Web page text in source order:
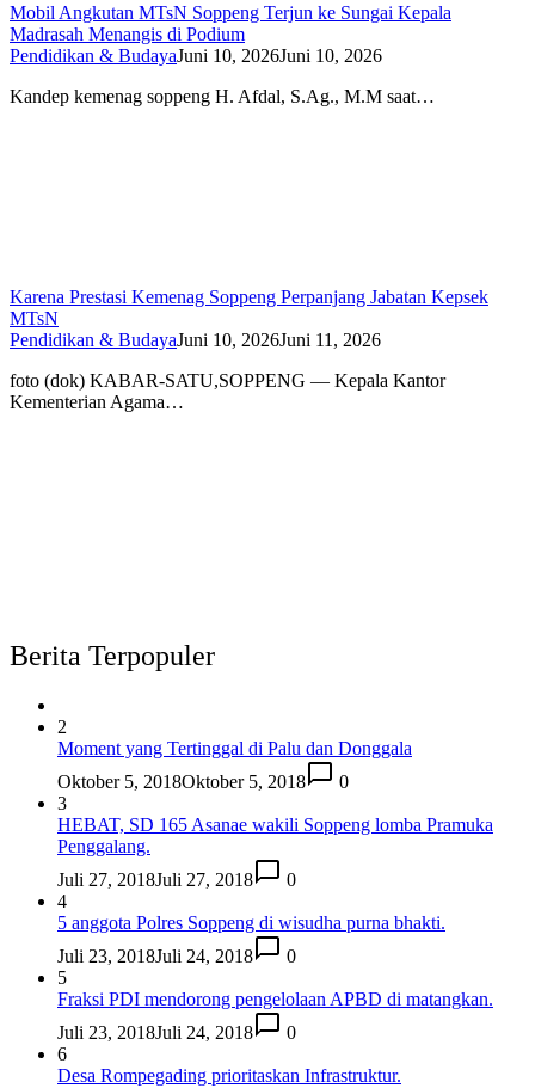
Mobil Angkutan MTsN Soppeng Terjun ke Sungai Kepala
Madrasah Menangis di Podium
Pendidikan & BudayaJuni 10, 2026Juni 10, 2026
Kandep kemenag soppeng H. Afdal, S.Ag., M.M saat…
Karena Prestasi Kemenag Soppeng Perpanjang Jabatan Kepsek
MTsN
Pendidikan & BudayaJuni 10, 2026Juni 11, 2026
foto (dok) KABAR-SATU,SOPPENG — Kepala Kantor
Kementerian Agama…
Berita Terpopuler
2
Moment yang Tertinggal di Palu dan Donggala
Oktober 5, 2018Oktober 5, 2018
0
3
HEBAT, SD 165 Asanae wakili Soppeng lomba Pramuka
Penggalang.
Juli 27, 2018Juli 27, 2018
0
4
5 anggota Polres Soppeng di wisudha purna bhakti.
Juli 23, 2018Juli 24, 2018
0
5
Fraksi PDI mendorong pengelolaan APBD di matangkan.
Juli 23, 2018Juli 24, 2018
0
6
Desa Rompegading prioritaskan Infrastruktur.